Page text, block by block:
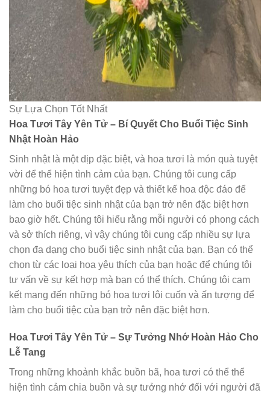
Sự Lựa Chọn Tốt Nhất
Hoa Tươi Tây Yên Tử – Bí Quyết Cho Buổi Tiệc Sinh
Nhật Hoàn Hảo
Sinh nhật là một dịp đặc biệt, và hoa tươi là món quà tuyệt
vời để thể hiện tình cảm của bạn. Chúng tôi cung cấp
những bó hoa tươi tuyệt đẹp và thiết kế hoa độc đáo để
làm cho buổi tiệc sinh nhật của bạn trở nên đặc biệt hơn
bao giờ hết. Chúng tôi hiểu rằng mỗi người có phong cách
và sở thích riêng, vì vậy chúng tôi cung cấp nhiều sự lựa
chọn đa dạng cho buổi tiệc sinh nhật của bạn. Bạn có thể
chọn từ các loại hoa yêu thích của bạn hoặc để chúng tôi
tư vấn về sự kết hợp mà bạn có thể thích. Chúng tôi cam
kết mang đến những bó hoa tươi lôi cuốn và ấn tượng để
làm cho buổi tiệc của bạn trở nên đặc biệt hơn.
Hoa Tươi Tây Yên Tử – Sự Tưởng Nhớ Hoàn Hảo Cho
Lễ Tang
Trong những khoảnh khắc buồn bã, hoa tươi có thể thể
hiện tình cảm chia buồn và sự tưởng nhớ đối với người đã